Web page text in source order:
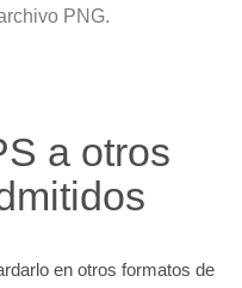
PNG.
a otros
en otros formatos de